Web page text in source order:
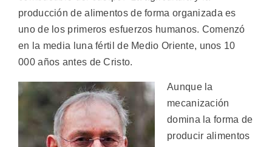
producción de alimentos de forma organizada es
uno de los primeros esfuerzos humanos. Comenzó
en la media luna fértil de Medio Oriente, unos 10
000 años antes de Cristo.
Aunque la
mecanización
domina la forma de
producir alimentos